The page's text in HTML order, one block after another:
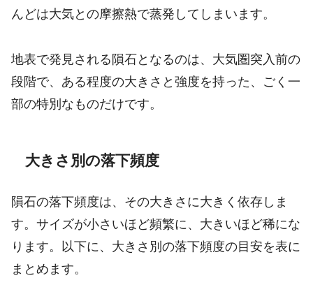
んどは大気との摩擦熱で蒸発してしまいます。
地表で発見される隕石となるのは、大気圏突入前の
段階で、ある程度の大きさと強度を持った、ごく一
部の特別なものだけです。
大きさ別の落下頻度
隕石の落下頻度は、その大きさに大きく依存しま
す。サイズが小さいほど頻繁に、大きいほど稀にな
ります。以下に、大きさ別の落下頻度の目安を表に
まとめます。